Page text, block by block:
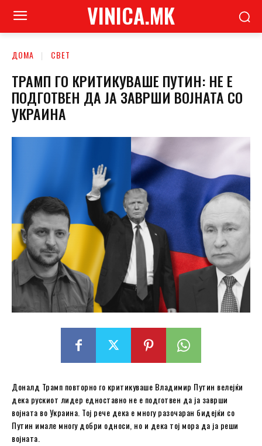
VINICA.MK
ДОМА СВЕТ
ТРАМП ГО КРИТИКУВАШЕ ПУТИН: НЕ Е
ПОДГОТВЕН ДА ЈА ЗАВРШИ ВОЈНАТА СО
УКРАИНА
Доналд Трамп повторно го критикуваше Владимир Путин велејќи
дека рускиот лидер едноставно не е подготвен да ја заврши
војната во Украина. Тој рече дека е многу разочаран бидејќи со
Путин имале многу добри односи, но и дека тој мора да ја реши
војната.